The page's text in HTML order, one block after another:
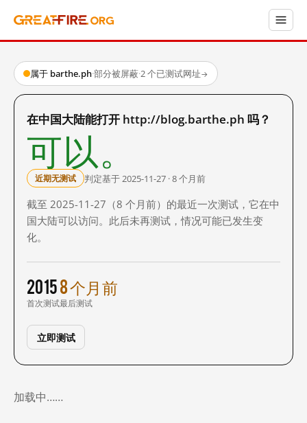
属于 barthe.ph·部分被屏蔽·2 个已测试网址→
在中国大陆能打开 http://blog.barthe.ph 吗？
可以。
近期无测试 判定基于 2025-11-27 · 8 个月前
截至 2025-11-27（8 个月前）的最近一次测试，它在中
国大陆可以访问。此后未再测试，情况可能已发生变
化。
2015
首次测试
8 个月前
最后测试
立即测试
加载中……